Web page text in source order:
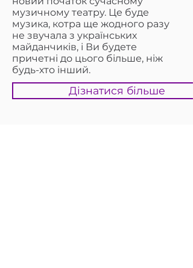
музичному театру. Це буде
музика, котра ще жодного разу
не звучала з українських
майданчиків, і Ви будете
причетні до цього більше, ніж
будь-хто інший.
Дізнатися більше